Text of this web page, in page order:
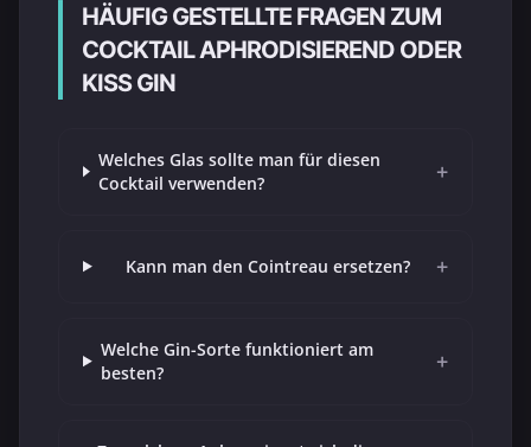
HÄUFIG GESTELLTE FRAGEN ZUM
COCKTAIL APHRODISIEREND ODER
KISS GIN
Welches Glas sollte man für diesen
Cocktail verwenden?
+
Kann man den Cointreau ersetzen? +
Welche Gin-Sorte funktioniert am
besten?
+